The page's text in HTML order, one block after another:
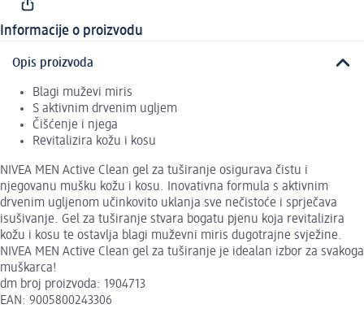
Informacije o proizvodu
Opis proizvoda
Blagi muževi miris
S aktivnim drvenim ugljem
Čišćenje i njega
Revitalizira kožu i kosu
NIVEA MEN Active Clean gel za tuširanje osigurava čistu i
njegovanu mušku kožu i kosu. Inovativna formula s aktivnim
drvenim ugljenom učinkovito uklanja sve nečistoće i sprječava
isušivanje. Gel za tuširanje stvara bogatu pjenu koja revitalizira
kožu i kosu te ostavlja blagi muževni miris dugotrajne svježine.
NIVEA MEN Active Clean gel za tuširanje je idealan izbor za svakoga
muškarca!
dm broj proizvoda: 1904713
EAN: 9005800243306